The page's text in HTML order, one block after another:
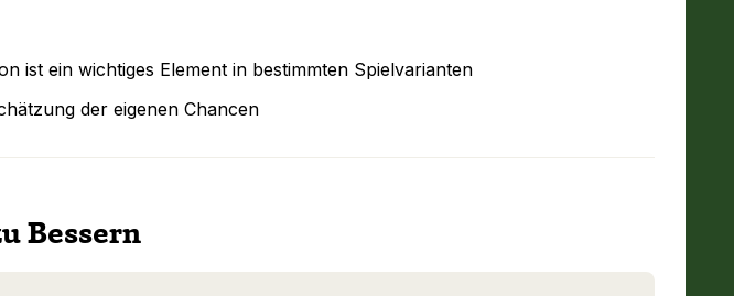
ist ein wichtiges Element in bestimmten Spielvarianten
der eigenen Chancen
Bessern